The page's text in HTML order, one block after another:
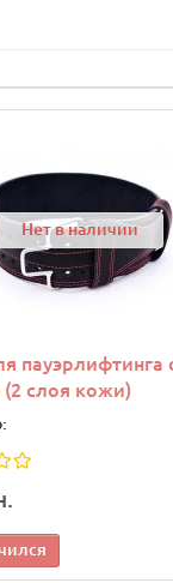
Нет в наличии
пауэрлифтинга
(2 слоя кожи)